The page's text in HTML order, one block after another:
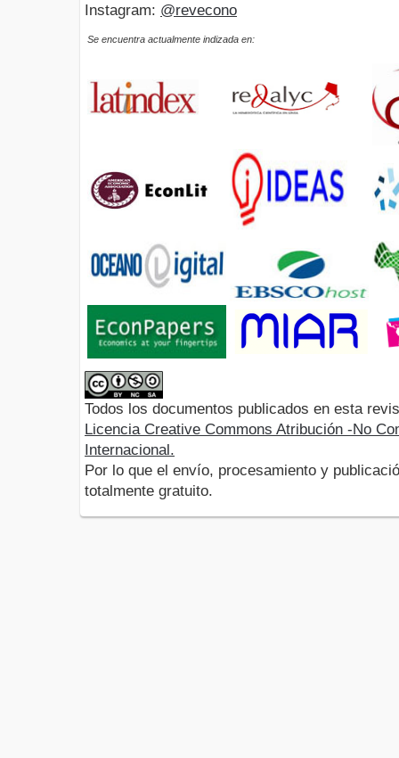
Instagram: @revecono
Se encuentra actualmente indizada en:
Todos los documentos publicados en esta
Licencia Creative Commons Atribución -No
Internacional.
Por lo que el envío, procesamiento y
totalmente gratuito.